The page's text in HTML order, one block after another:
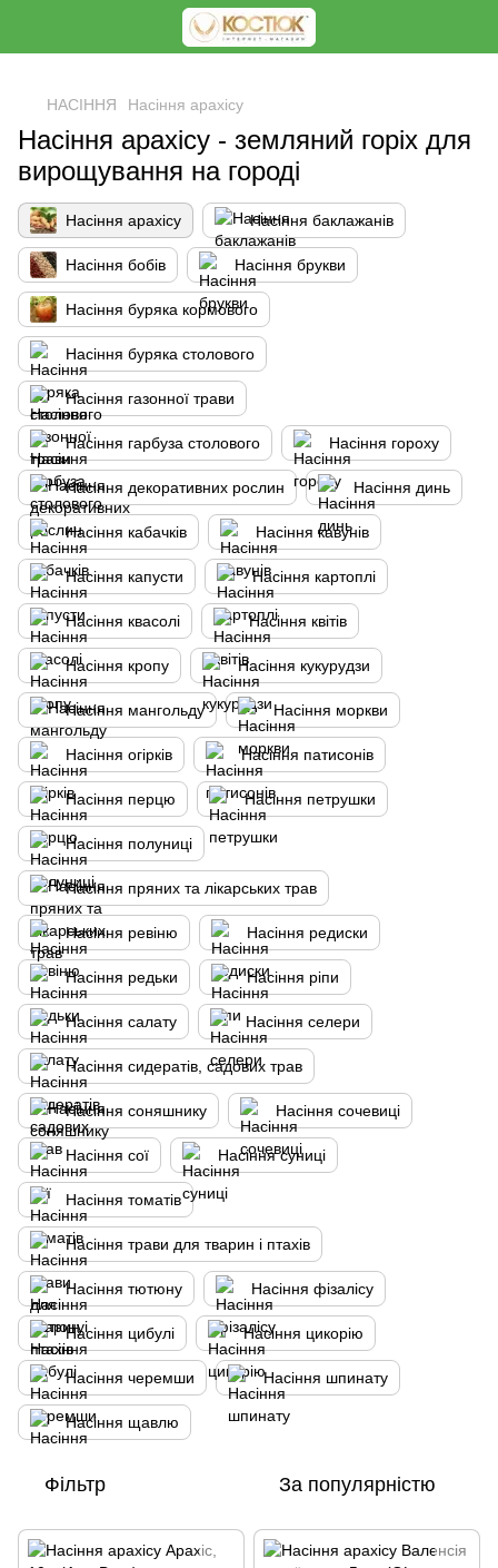
НАСІННЯ Насіння арахісу
Насіння арахісу - земляний горіх для
вирощування на городі
Насіння арахісу Насіння баклажанів
Насіння бобів Насіння брукви
Насіння буряка кормового
Насіння буряка столового
Насіння газонної трави
Насіння гарбуза столового Насіння гороху
Насіння декоративних рослин Насіння динь
Насіння кабачків Насіння кавунів
Насіння капусти Насіння картоплі
Насіння квасолі Насіння квітів
Насіння кропу Насіння кукурудзи
Насіння мангольду Насіння моркви
Насіння огірків Насіння патисонів
Насіння перцю Насіння петрушки
Насіння полуниці
Насіння пряних та лікарських трав
Насіння ревіню Насіння редиски
Насіння редьки Насіння ріпи
Насіння салату Насіння селери
Насіння сидератів, садових трав
Насіння соняшнику Насіння сочевиці
Насіння сої Насіння суниці
Насіння томатів
Насіння трави для тварин і птахів
Насіння тютюну Насіння фізалісу
Насіння цибулі Насіння цикорію
Насіння черемши Насіння шпинату
Насіння щавлю
Фільтр За популярністю